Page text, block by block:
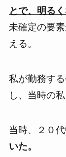
とで、明る
未確定の要
える。
私が勤務す
し、 当時の
当時、２０
いた。